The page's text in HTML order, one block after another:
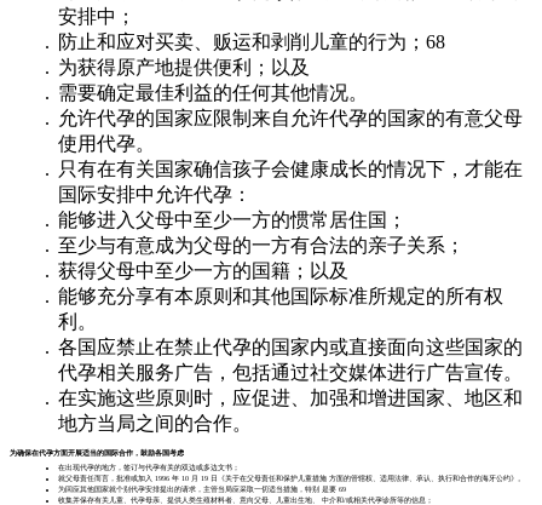
安排中；
防止和应对买卖、贩运和剥削儿童的行为；68
为获得原产地提供便利；以及
需要确定最佳利益的任何其他情况。
允许代孕的国家应限制来自允许代孕的国家的有意父母
使用代孕。
只有在有关国家确信孩子会健康成长的情况下，才能在
国际安排中允许代孕：
能够进入父母中至少一方的惯常居住国；
至少与有意成为父母的一方有合法的亲子关系；
获得父母中至少一方的国籍；以及
能够充分享有本原则和其他国际标准所规定的所有权
利。
各国应禁止在禁止代孕的国家内或直接面向这些国家的
代孕相关服务广告，包括通过社交媒体进行广告宣传。
在实施这些原则时，应促进、加强和增进国家、地区和
地方当局之间的合作。
为确保在代孕方面开展适当的国际合作，鼓励各国考虑
在出现代孕的地方，签订与代孕有关的双边或多边文书；
就父母责任而言，批准或加入 1996 年 10 月 19 日《关于在父母责任和保护儿童措施 方面的管辖权、适用法律、承认、执行和合作的海牙公约》。
为回应其他国家就个别代孕安排提出的请求，主管当局应采取一切适当措施，特别 是要 69
收集并保存有关儿童、代孕母亲、提供人类生殖材料者、意向父母、儿童出生地、 中介和/或相关代孕诊所等的信息；